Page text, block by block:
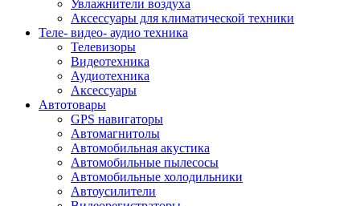
Увлажнители воздуха
Аксессуары для климатической техники
Теле- видео- аудио техника
Телевизоры
Видеотехника
Аудиотехника
Аксессуары
Автотовары
GPS навигаторы
Автомагнитолы
Автомобильная акустика
Автомобильные пылесосы
Автомобильные холодильники
Автоусилители